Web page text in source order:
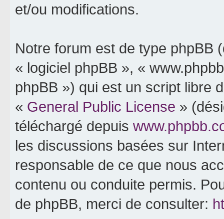
et/ou modifications.
Notre forum est de type phpBB
« logiciel phpBB », «
phpBB ») qui est un script libre
« General Public License »
téléchargé depuis
les discussions basées sur
responsable de ce que nous
contenu ou conduite permis.
de phpBB, merci de consulter: